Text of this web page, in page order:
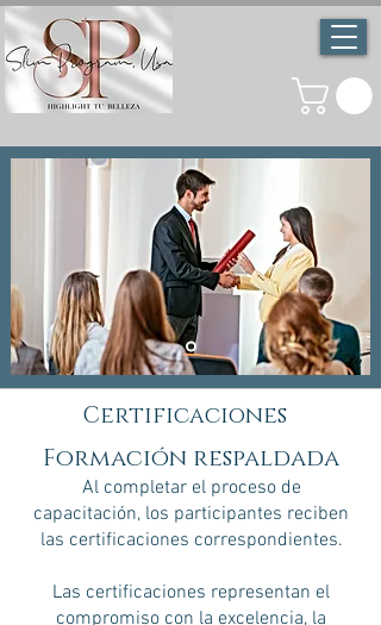
Certificaciones
Formación respaldada
Al completar el proceso de
capacitación, los participantes reciben
las certificaciones correspondientes.
Las certificaciones representan el
compromiso con la excelencia, la